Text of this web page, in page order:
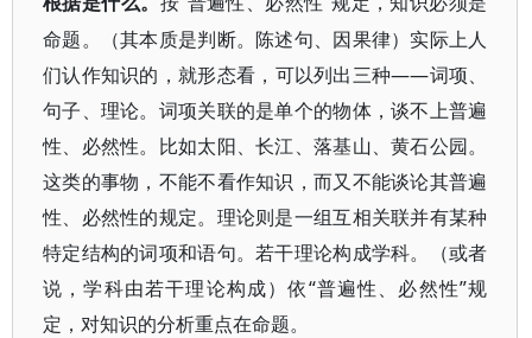
命题。（其本质是判断。陈述句、因果律）实际上人
们认作知识的，就形态看，可以列出三种——词项、
句子、理论。词项关联的是单个的物体，谈不上普遍
性、必然性。比如太阳、长江、落基山、黄石公园。
这类的事物，不能不看作知识，而又不能谈论其普遍
性、必然性的规定。理论则是一组互相关联并有某种
特定结构的词项和语句。若干理论构成学科。（或者
说，学科由若干理论构成）依“普遍性、必然性”规
定，对知识的分析重点在命题。